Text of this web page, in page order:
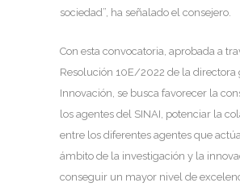
sociedad”, ha señalado el consejero.
Con esta convocatoria, aprobada a
Resolución 10E/2022 de la directora
Innovación, se busca favorecer la
los agentes del SINAI, potenciar la
entre los diferentes agentes que
ámbito de la investigación y la
conseguir un mayor nivel de